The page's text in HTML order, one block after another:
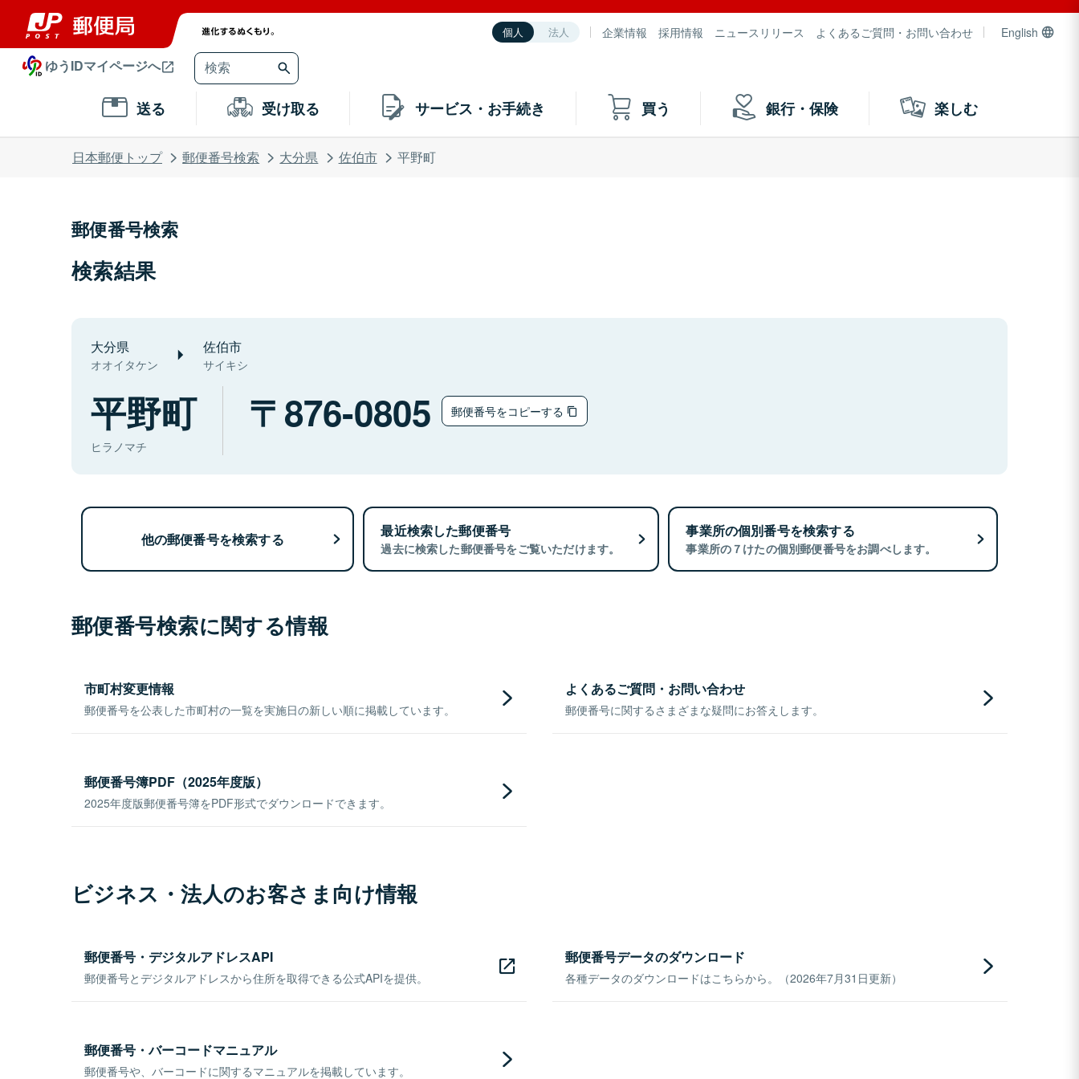
個人 法人 企業情報 採用情報 ニュースリリース よくあるご質問・お問い合わせ English
ゆうIDマイページへ
送る 受け取る サービス・お手続き 買う 銀行・保険 楽しむ
日本郵便トップ 郵便番号検索 大分県 佐伯市 平野町
郵便番号検索
検索結果
大分県
オオイタケン
佐伯市
サイキシ
平野町
ヒラノマチ
876-0805 郵便番号をコピーする
他の郵便番号を検索する 最近検索した郵便番号
過去に検索した郵便番号をご覧いただけます。
事業所の個別番号を検索する
事業所の７けたの個別郵便番号をお調べします。
郵便番号検索に関する情報
市町村変更情報
郵便番号を公表した市町村の一覧を実施日の新しい順に掲載しています。
よくあるご質問・お問い合わせ
郵便番号に関するさまざまな疑問にお答えします。
郵便番号簿PDF（2025年度版）
2025年度版郵便番号簿をPDF形式でダウンロードできます。
ビジネス・法人のお客さま向け情報
郵便番号・デジタルアドレスAPI
郵便番号とデジタルアドレスから住所を取得できる公式APIを提供。
郵便番号データのダウンロード
各種データのダウンロードはこちらから。（2026年7月31日更新）
郵便番号・バーコードマニュアル
郵便番号や、バーコードに関するマニュアルを掲載しています。